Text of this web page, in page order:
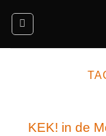
naar
KEK! in de